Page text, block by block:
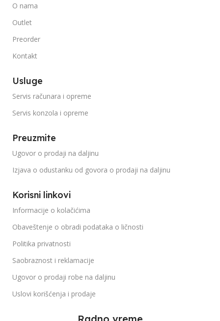
O nama
Outlet
Preorder
Kontakt
Usluge
Servis računara i opreme
Servis konzola i opreme
Preuzmite
Ugovor o prodaji na daljinu
Izjava o odustanku od govora o prodaji na daljinu
Korisni linkovi
Informacije o kolačićima
Obaveštenje o obradi podataka o ličnosti
Politika privatnosti
Saobraznost i reklamacije
Ugovor o prodaji robe na daljinu
Uslovi korišćenja i prodaje